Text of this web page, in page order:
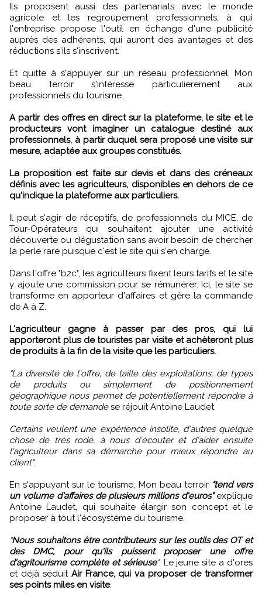
Ils proposent aussi des partenariats avec le monde
agricole et les regroupement professionnels, à qui
l'entreprise propose l'outil en échange d'une publicité
auprès des adhérents, qui auront des avantages et des
réductions s'ils s'inscrivent.
Et quitte à s'appuyer sur un réseau professionnel, Mon
beau terroir s'intéresse particulièrement aux
professionnels du tourisme.
A partir des offres en direct sur la plateforme, le site et le
producteurs vont imaginer un catalogue destiné aux
professionnels, à partir duquel sera proposé une visite sur
mesure, adaptée aux groupes constitués.
La proposition est faite sur devis et dans des créneaux
définis avec les agriculteurs, disponibles en dehors de ce
qu'indique la plateforme aux particuliers.
Il peut s'agir de réceptifs, de professionnels du MICE, de
Tour-Opérateurs qui souhaitent ajouter une activité
découverte ou dégustation sans avoir besoin de chercher
la perle rare puisque c'est le site qui s'en charge.
Dans l'offre "b2c", les agriculteurs fixent leurs tarifs et le site
y ajoute une commission pour se rémunérer. Ici, le site se
transforme en apporteur d'affaires et gère la commande
de A à Z.
L'agriculteur gagne à passer par des pros, qui lui
apporteront plus de touristes par visite et achèteront plus
de produits à la fin de la visite que les particuliers.
"La diversité de l'offre, de taille des exploitations, de types
de produits ou simplement de positionnement
géographique nous permet de potentiellement répondre à
toute sorte de demandese réjouit Antoine Laudet.
Certains veulent une expérience insolite, d'autres quelque
chose de très rodé, à nous d'écouter et d'aider ensuite
l'agriculteur dans sa démarche pour mieux répondre au
client".
En s'appuyant sur le tourisme, Mon beau terroir "tend vers
un volume d'affaires de plusieurs millions d'euros"explique
Antoine Laudet, qui souhaite élargir son concept et le
proposer à tout l'écosystème du tourisme.
"Nous souhaitons être contributeurs sur les outils des OT et
des DMC, pour qu'ils puissent proposer une offre
d'agritourisme complète et sérieuse". Le jeune site a d'ores
et déjà séduit Air France, qui va proposer de transformer
ses points miles en visite.